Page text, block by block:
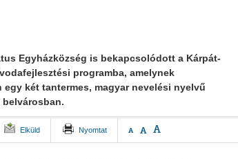
Egyházközség is bekapcsolódott a Kárpát-
programba, amelynek
egy két tantermes, magyar nevelési nyelvű
Elküld Nyomtat A A A